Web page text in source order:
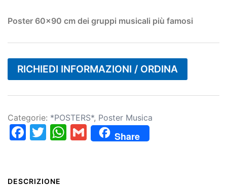
Poster 60×90 cm dei gruppi musicali più famosi
RICHIEDI INFORMAZIONI / ORDINA
Categorie: *POSTERS*, Poster Musica
Facebook
Twitter
WhatsApp
Gmail
Share
DESCRIZIONE